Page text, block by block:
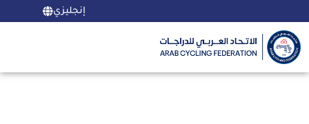
إنجليزي